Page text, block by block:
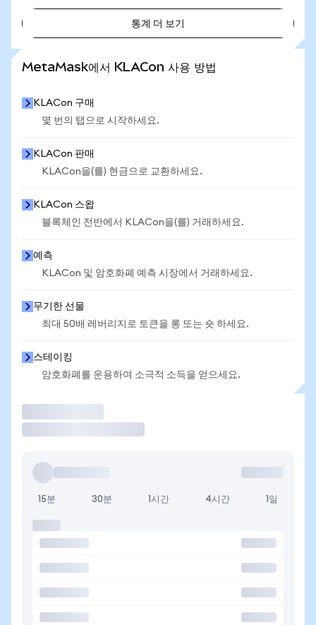
통계 더 보기
MetaMask에서 KLACon 사용 방법
KLACon 구매
몇 번의 탭으로 시작하세요.
KLACon 판매
KLACon을(를) 현금으로 교환하세요.
KLACon 스왑
블록체인 전반에서 KLACon을(를) 거래하세요.
예측
KLACon 및 암호화폐 예측 시장에서 거래하세요.
무기한 선물
최대 50배 레버리지로 토큰을 롱 또는 숏 하세요.
스테이킹
암호화폐를 운용하여 소극적 소득을 얻으세요.
15분 30분 1시간 4시간 1일